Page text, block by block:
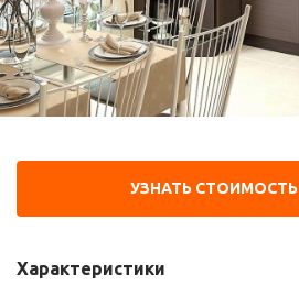
УЗНАТЬ СТОИМОСТЬ
Характеристики